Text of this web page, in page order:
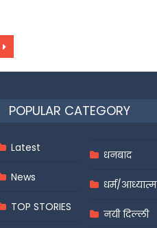
POPULAR CATEGORY
Latest
News
TOP STORIES
धनबाद
धर्म/आध्यात्म
नयी दिल्ली